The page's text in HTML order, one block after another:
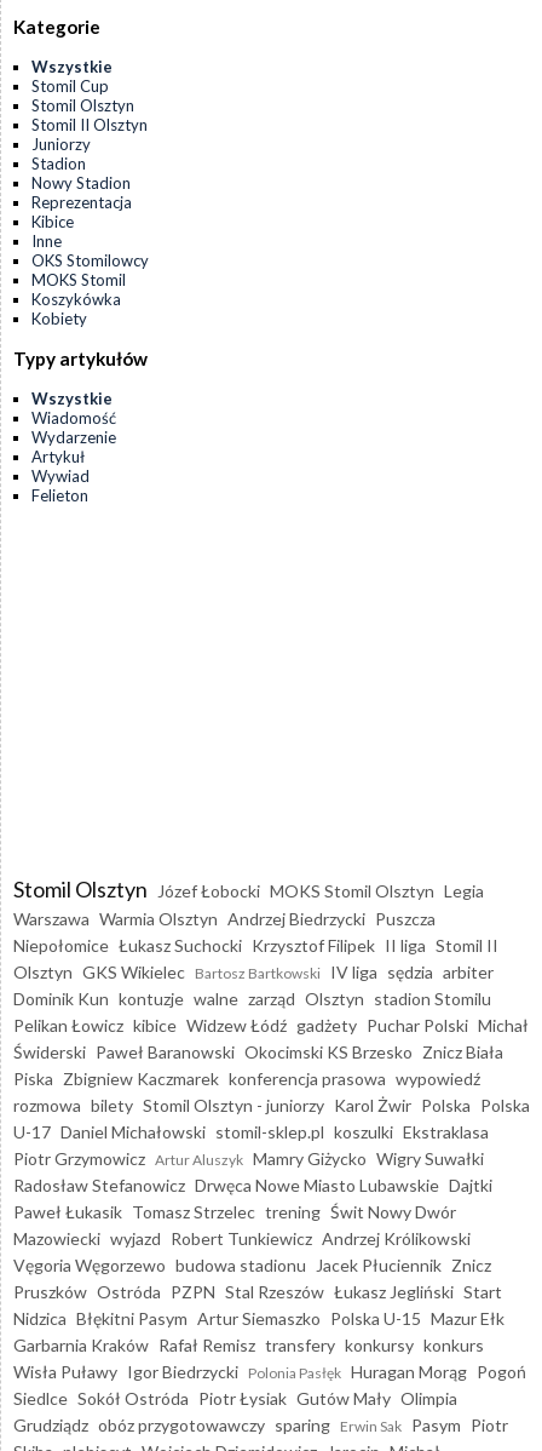
Kategorie
Wszystkie
Stomil Cup
Stomil Olsztyn
Stomil II Olsztyn
Juniorzy
Stadion
Nowy Stadion
Reprezentacja
Kibice
Inne
OKS Stomilowcy
MOKS Stomil
Koszykówka
Kobiety
Typy artykułów
Wszystkie
Wiadomość
Wydarzenie
Artykuł
Wywiad
Felieton
Stomil Olsztyn Józef Łobocki MOKS Stomil Olsztyn Legia
Warszawa Warmia Olsztyn Andrzej Biedrzycki Puszcza
Niepołomice Łukasz Suchocki Krzysztof Filipek II liga Stomil II
Olsztyn GKS Wikielec Bartosz Bartkowski IV liga sędzia arbiter
Dominik Kun kontuzje walne zarząd Olsztyn stadion Stomilu
Pelikan Łowicz kibice Widzew Łódź gadżety Puchar Polski Michał
Świderski Paweł Baranowski Okocimski KS Brzesko Znicz Biała
Piska Zbigniew Kaczmarek konferencja prasowa wypowiedź
rozmowa bilety Stomil Olsztyn - juniorzy Karol Żwir Polska Polska
U-17 Daniel Michałowski stomil-sklep.pl koszulki Ekstraklasa
Piotr Grzymowicz Artur Aluszyk Mamry Giżycko Wigry Suwałki
Radosław Stefanowicz Drwęca Nowe Miasto Lubawskie Dajtki
Paweł Łukasik Tomasz Strzelec trening Świt Nowy Dwór
Mazowiecki wyjazd Robert Tunkiewicz Andrzej Królikowski
Vęgoria Węgorzewo budowa stadionu Jacek Płuciennik Znicz
Pruszków Ostróda PZPN Stal Rzeszów Łukasz Jegliński Start
Nidzica Błękitni Pasym Artur Siemaszko Polska U-15 Mazur Ełk
Garbarnia Kraków Rafał Remisz transfery konkursy konkurs
Wisła Puławy Igor Biedrzycki Polonia Pasłęk Huragan Morąg Pogoń
Siedlce Sokół Ostróda Piotr Łysiak Gutów Mały Olimpia
Grudziądz obóz przygotowawczy sparing Erwin Sak Pasym Piotr